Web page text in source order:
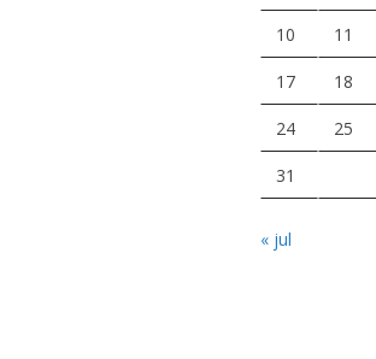
10 11
17 18
24 25
31
« jul